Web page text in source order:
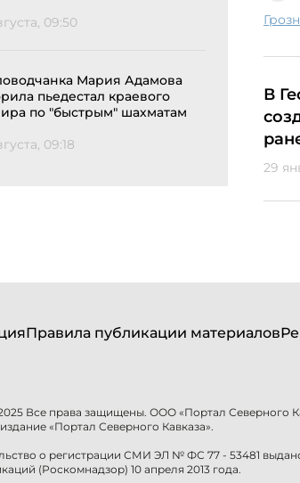
09:50
Мария Адамова
пьедестал краевого
по "быстрым" шахматам
09:18
В
29
Правила публикации материалов
Все права защищены. ООО «Портал Северного
«Портал Северного Кавказа».
о регистрации СМИ ЭЛ № ФС 77 - 53481
(Роскомнадзор) 10 апреля 2013 года.